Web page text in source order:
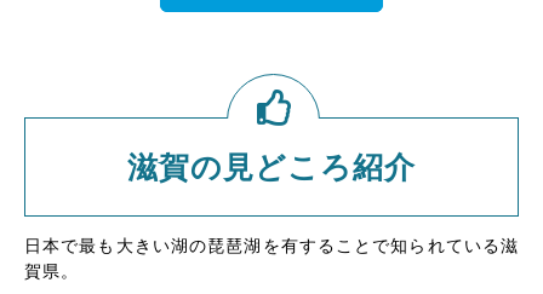
滋賀の見どころ紹介
日本で最も大きい湖の琵琶湖を有することで知られている滋
賀県。